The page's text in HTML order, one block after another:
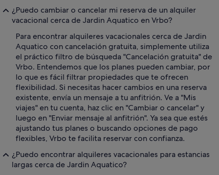
¿Puedo cambiar o cancelar mi reserva de un alquiler
vacacional cerca de Jardin Aquatico en Vrbo?
Para encontrar alquileres vacacionales cerca de Jardin
Aquatico con cancelación gratuita, simplemente utiliza
el práctico filtro de búsqueda "Cancelación gratuita" de
Vrbo. Entendemos que los planes pueden cambiar, por
lo que es fácil filtrar propiedades que te ofrecen
flexibilidad. Si necesitas hacer cambios en una reserva
existente, envía un mensaje a tu anfitrión. Ve a "Mis
viajes" en tu cuenta, haz clic en "Cambiar o cancelar" y
luego en "Enviar mensaje al anfitrión". Ya sea que estés
ajustando tus planes o buscando opciones de pago
flexibles, Vrbo te facilita reservar con confianza.
¿Puedo encontrar alquileres vacacionales para estancias
largas cerca de Jardin Aquatico?